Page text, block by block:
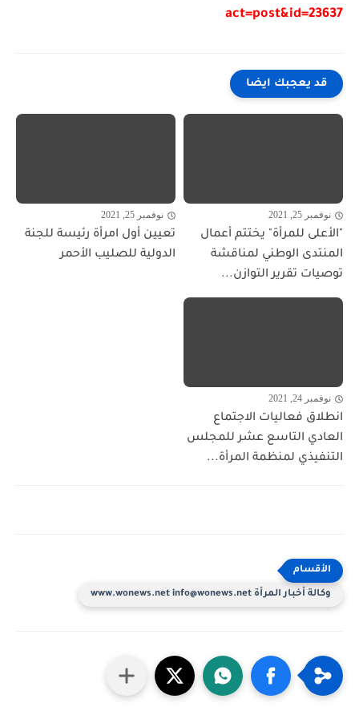
act=post&id=23637
قد يعجبك ايضا
نوفمبر 25, 2021
"الأعلى للمرأة" يختتم أعمال
المنتدى الوطني لمناقشة
توصيات تقرير التوازن...
نوفمبر 25, 2021
تعيين أول امرأة رئيسة للجنة
الدولية للصليب الأحمر
نوفمبر 24, 2021
انطلاق فعاليات الاجتماع
العادي التاسع عشر للمجلس
التنفيذي لمنظمة المرأة...
وكالة أخبار المرأة www.wonews.net info@wonews.net